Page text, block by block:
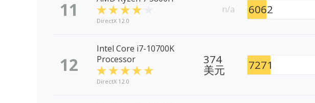
11
DirectX 12.0
n/a 6062
12
Intel Core i7-10700K
Processor
DirectX 12.0
374
美元 7271